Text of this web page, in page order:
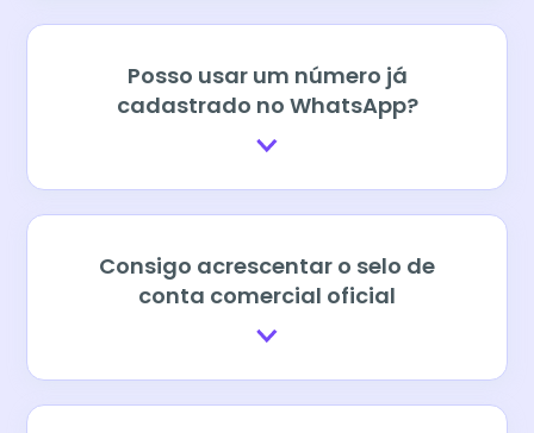
Posso usar um número já
cadastrado no WhatsApp?
Consigo acrescentar o selo de
conta comercial oficial